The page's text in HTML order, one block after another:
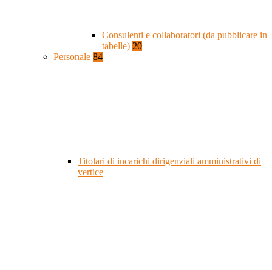
Consulenti e collaboratori (da pubblicare in
tabelle) 20
Personale 84
Titolari di incarichi dirigenziali amministrativi di
vertice